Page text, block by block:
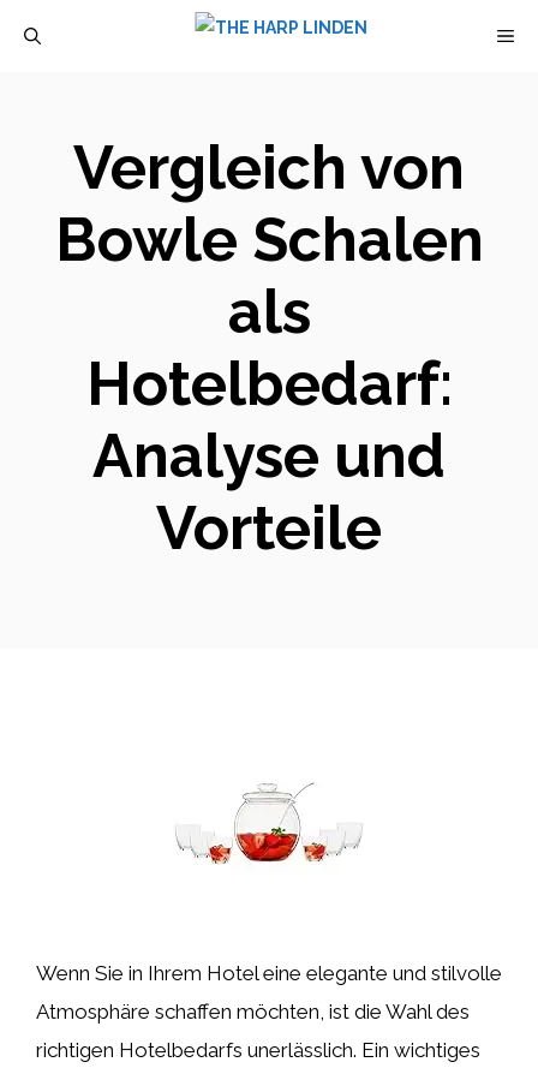
Vergleich von
Bowle Schalen
als
Hotelbedarf:
Analyse und
Vorteile
Wenn Sie in Ihrem Hotel eine elegante und stilvolle
Atmosphäre schaffen möchten, ist die Wahl des
richtigen Hotelbedarfs unerlässlich. Ein wichtiges